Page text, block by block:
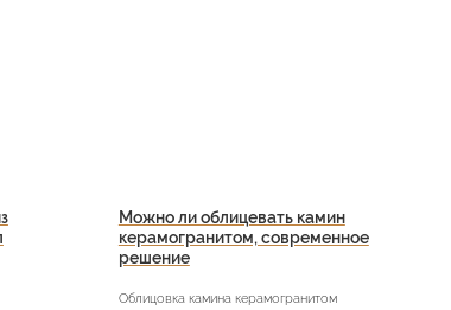
Можно ли облицевать камин
керамогранитом, современное
решение
Облицовка камина керамогранитом